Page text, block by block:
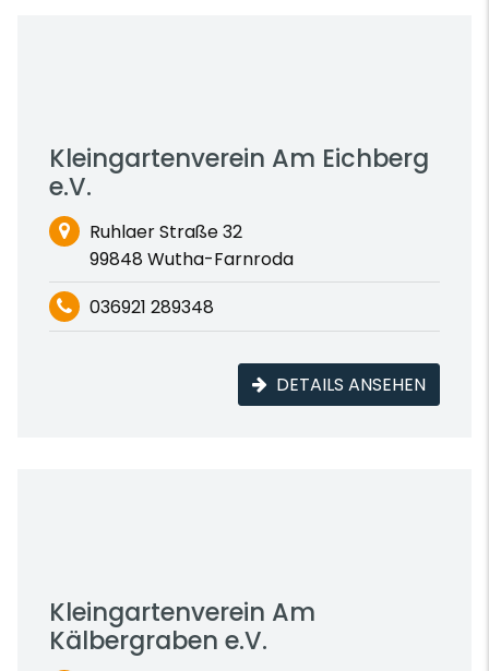
Kleingartenverein Am Eichberg
e.V.
Ruhlaer Straße 32
99848 Wutha-Farnroda
036921 289348
DETAILS ANSEHEN
Kleingartenverein Am
Kälbergraben e.V.